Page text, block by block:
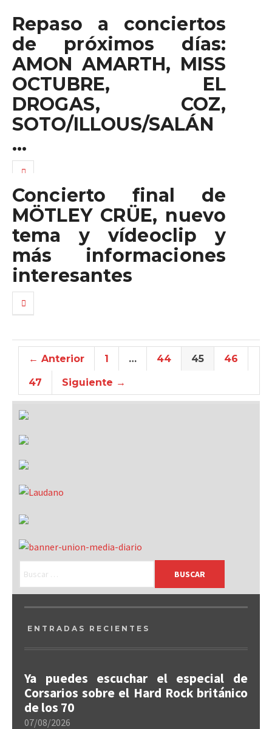
Repaso a conciertos
de próximos días:
AMON AMARTH, MISS
OCTUBRE, EL
DROGAS, COZ,
SOTO/ILLOUS/SALÁN
…
Concierto final de
MÖTLEY CRÜE, nuevo
tema y vídeoclip y
más informaciones
interesantes
← Anterior 1 … 44 45 46
47 Siguiente →
ENTRADAS RECIENTES
Ya puedes escuchar el especial de
Corsarios sobre el Hard Rock británico
de los 70
07/08/2026